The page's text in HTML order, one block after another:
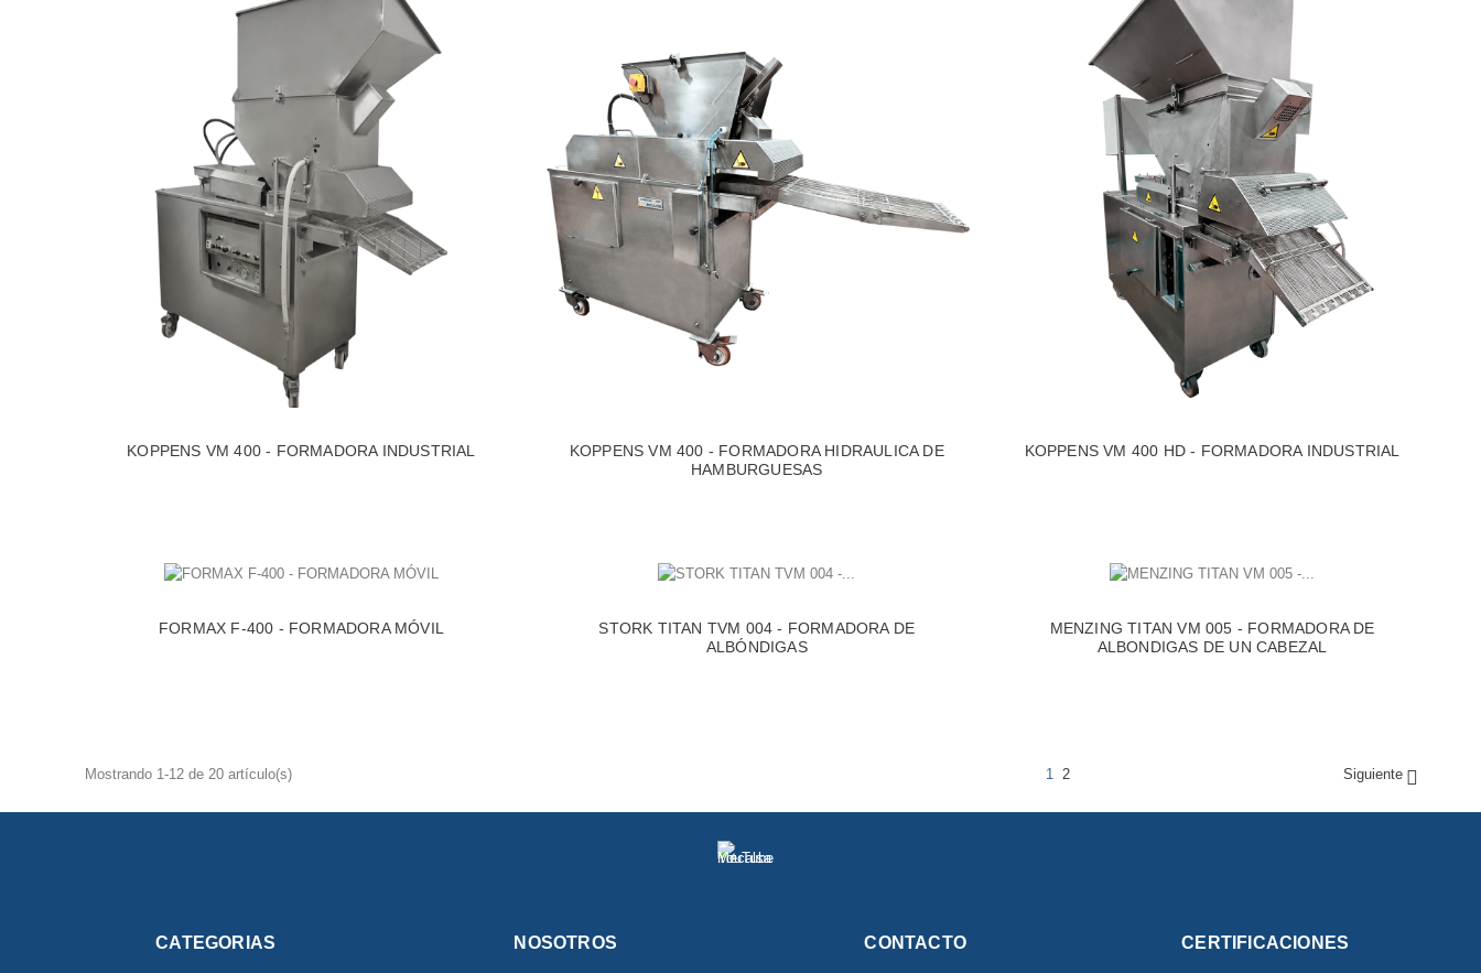
KOPPENS VM 400 - FORMADORA INDUSTRIAL
KOPPENS VM 400 - FORMADORA HIDRAULICA DE
HAMBURGUESAS
KOPPENS VM 400 HD - FORMADORA INDUSTRIAL
FORMAX F-400 - FORMADORA MÓVIL
STORK TITAN TVM 004 - FORMADORA DE
ALBÓNDIGAS
MENZING TITAN VM 005 - FORMADORA DE
ALBONDIGAS DE UN CABEZAL
Mostrando 1-12 de 20 artículo(s) 1 2 Siguiente 
CATEGORIAS NOSOTROS CONTACTO CERTIFICACIONES